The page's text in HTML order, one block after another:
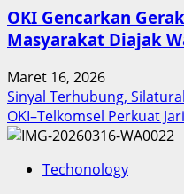
Sumut
OKI Gencarkan
Masyarakat Diajak
Maret 16, 2026
Sinyal Terhubung,
OKI–Telkomsel Perkuat
Techonology